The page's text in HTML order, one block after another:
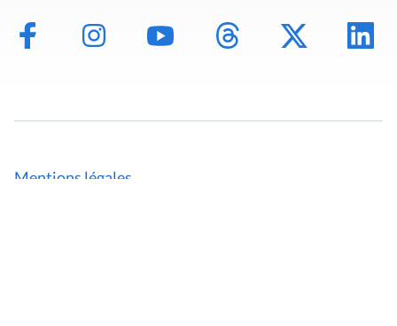
Mentions légales